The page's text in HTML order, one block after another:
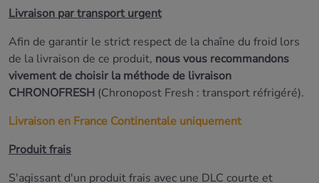
Livraison par transport urgent
Afin de garantir le strict respect de la chaîne du froid lors
de la livraison de ce produit, nous vous recommandons
vivement de choisir la méthode de livraison
CHRONOFRESH (Chronopost Fresh : transport réfrigéré).
Livraison en France Continentale uniquement
Produit frais
S'agissant d'un produit frais avec une DLC courte et